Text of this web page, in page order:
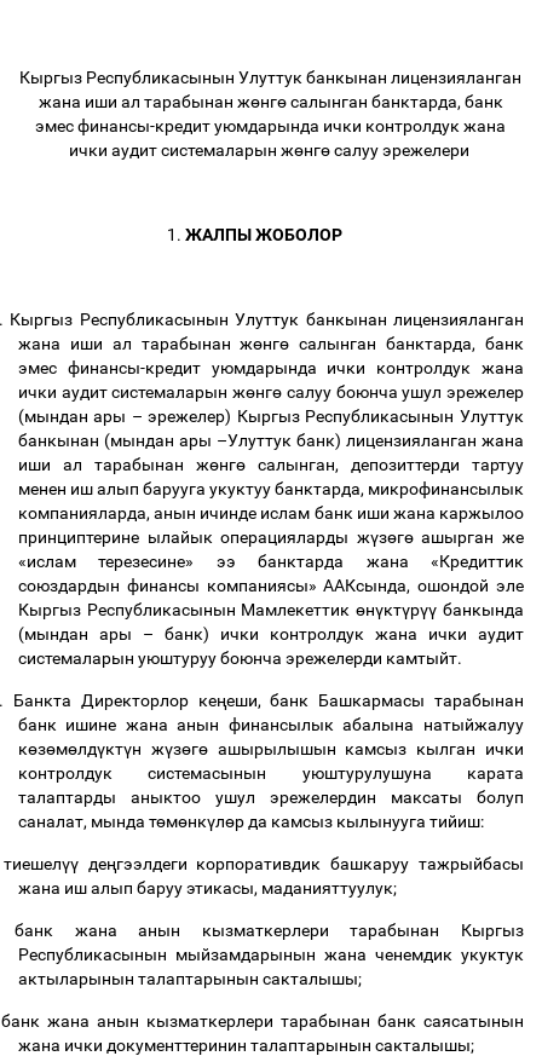
Кыргыз Республикасынын Улуттук банкынан лицензияланган
жана иши ал тарабынан жөнгөсалынган банктарда, банк
эмес финансы-кредит уюмдарында ички контролдук жана
ички аудит системаларын жөнгөсалуу эрежелери
1. ЖАЛПЫ ЖОБОЛОР
Кыргыз Республикасынын Улуттук банкынан лицензияланган
жана иши ал тарабынан жөнгө салынган банктарда, банк
эмес финансы-кредит уюмдарында ички контролдук жана
ички аудит системаларын жөнгө салуу боюнча ушул эрежелер
(мындан ары – эрежелер) Кыргыз Республикасынын Улуттук
банкынан (мындан ары –Улуттук банк) лицензияланган жана
иши ал тарабынан жөнгө салынган, депозиттерди тартуу
менен иш алып барууга укуктуу банктарда, микрофинансылык
компанияларда, анын ичинде ислам банк иши жана каржылоо
принциптерине ылайык операцияларды жүзөгөашырган же
«ислам терезесине» ээ банктарда жана «Кредиттик
союздардын финансы компаниясы» ААКсында, ошондой эле
Кыргыз Республикасынын Мамлекеттикөнүктүрүү банкында
(мындан ары – банк) ички контролдук жана ички аудит
системаларын уюштуруу боюнча эрежелерди камтыйт.
Банкта Директорлор кеңеши, банк Башкармасы тарабынан
банк ишине жана анын финансылык абалына натыйжалуу
көзөмөлдүктүн жүзөгөашырылышын камсыз кылган ички
контролдук системасынын уюштурулушуна карата
талаптарды аныктоо ушул эрежелердин максаты болуп
саналат, мында төмөнкүлөр да камсыз кылынууга тийиш:
тиешелүүдеңгээлдеги корпоративдик башкаруу тажрыйбасы
жана иш алып баруу этикасы, маданияттуулук;
банк жана анын кызматкерлери тарабынан Кыргыз
Республикасынын мыйзамдарынын жана ченемдик укуктук
актыларынын талаптарынын сакталышы;
банк жана анын кызматкерлери тарабынан банк саясатынын
жана ички документтеринин талаптарынын сакталышы;